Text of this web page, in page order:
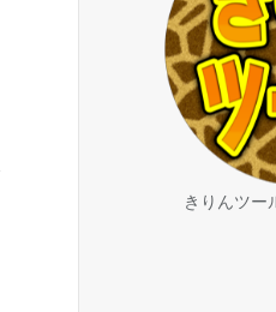
きりんツー